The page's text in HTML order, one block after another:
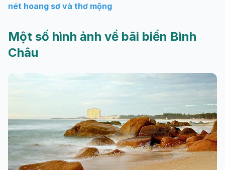
nét hoang sơ và thơ mộng
Một số hình ảnh về bãi biển Bình
Châu